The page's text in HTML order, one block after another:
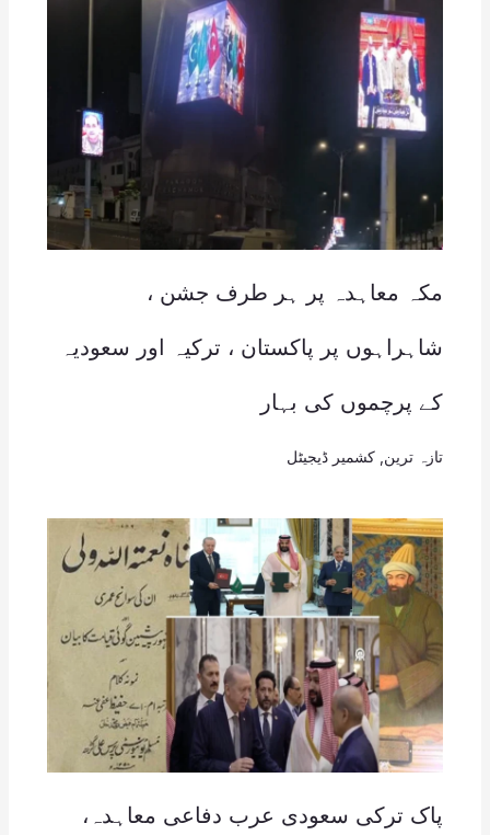
مکہ معاہدہ پر ہر طرف جشن ،
شاہراہوں پر پاکستان ، ترکیہ اور سعودیہ
کے پرچموں کی بہار
تازہ ترین کشمیر ڈیجیٹل
پاک ترکی سعودی عرب دفاعی معاہدہ،